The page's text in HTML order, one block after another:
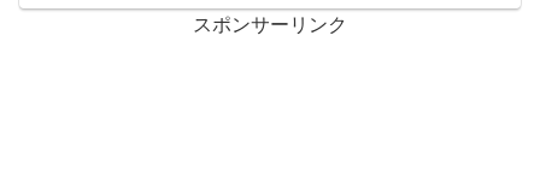
スポンサーリンク